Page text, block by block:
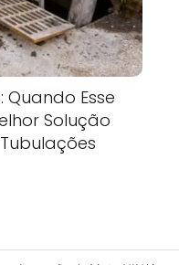
Esse
Solução